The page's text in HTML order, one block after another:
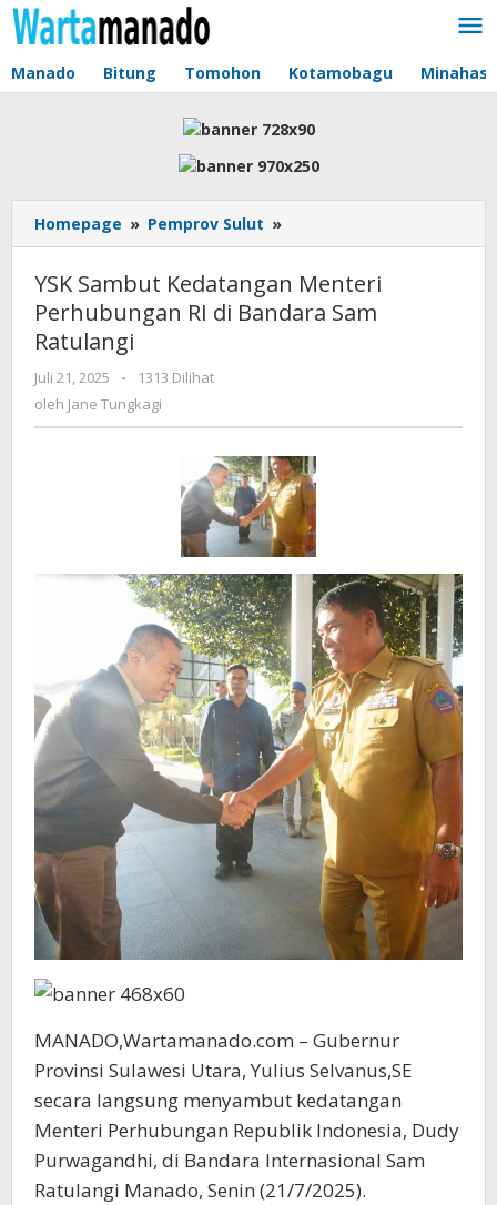
Lewati
ke
Manado Bitung Tomohon Kotamobagu Minahasa
Homepage » Pemprov Sulut »
Sambut
Menteri
Perhubungan
Ratulangi
YSK Sambut Kedatangan Menteri
Perhubungan RI di Bandara Sam
Ratulangi
Juli 21, 2025
oleh
Jane
Tungkagi
-
1313 Dilihat
oleh Jane Tungkagi
MANADO,Wartamanado.com – Gubernur
Provinsi Sulawesi Utara, Yulius Selvanus,SE
secara langsung menyambut kedatangan
Menteri Perhubungan Republik Indonesia, Dudy
Purwagandhi, di Bandara Internasional Sam
Ratulangi Manado, Senin (21/7/2025).